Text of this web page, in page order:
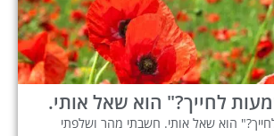
לחייך?" הוא שאל אותי.
הוא שאל אותי. חשבתי מהר ושלפתי